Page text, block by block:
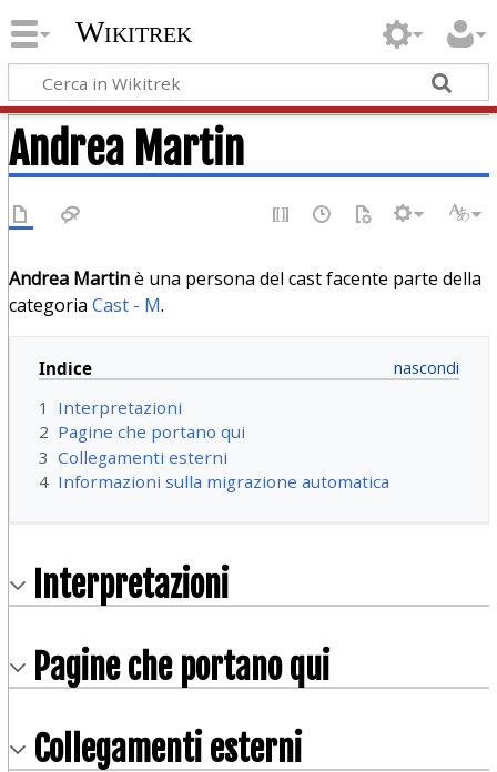
Wikitrek
Andrea Martin
Andrea Martinè una persona del cast facente parte della
categoria Cast - M.
Indice
1
Interpretazioni
2 Pagine che portano qui
3 Collegamenti esterni
4 Informazioni sulla migrazione automatica
Interpretazioni
Pagine che portano qui
Collegamenti esterni